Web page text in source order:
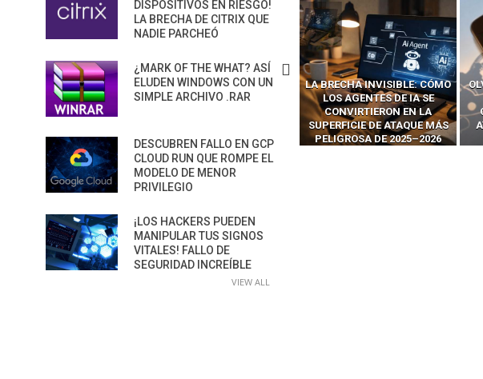
LOS CRIMINALES
SMS BLASTERS
FALSIFICAR TORRES
TELÉFONOS EN CANADÁ
LA BRECHA INVISIBLE: CÓMO
LOS AGENTES DE IA SE
PELIGROSA DE 2025–2026
OLVIDA METASPLOIT: CÓMO
PREDATOR HACKEA
CUALQUIER MÓVIL CON
ATAQUES PUBLICITARIOS
CERO-CLIC
DISPOSITIVOS EN RIESGO!
LA BRECHA DE CITRIX QUE
NADIE PARCHEÓ
¿MARK OF THE WHAT? ASÍ
ELUDEN WINDOWS CON UN
SIMPLE ARCHIVO .RAR
DESCUBREN FALLO EN GCP
CLOUD RUN QUE ROMPE EL
MODELO DE MENOR
PRIVILEGIO
¡LOS HACKERS PUEDEN
MANIPULAR TUS SIGNOS
VITALES! FALLO DE
SEGURIDAD INCREÍBLE
VIEW ALL